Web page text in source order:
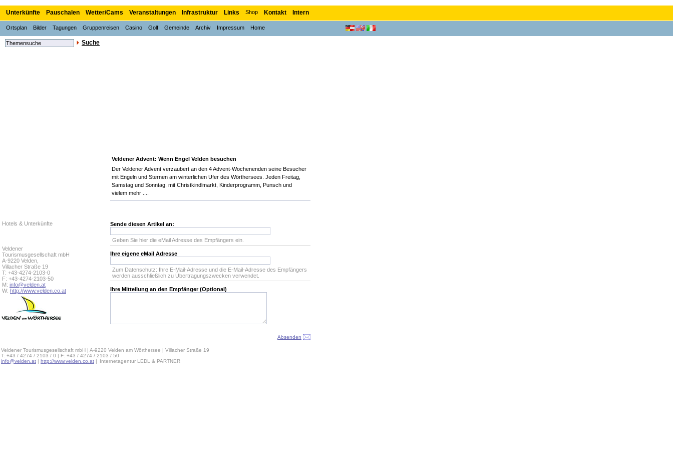
Unterkünfte Pauschalen Wetter/Cams Veranstaltungen Infrastruktur Links Shop Kontakt Intern
Ortsplan Bilder Tagungen Gruppenreisen Casino Golf Gemeinde Archiv Impressum Home
Suche
Hotels & Unterkünfte
Veldener
Tourismusgesellschaft mbH
A-9220 Velden,
Villacher Straße 19
T: +43-4274-2103-0
F: +43-4274-2103-50
M: info@velden.at
W: http://www.velden.co.at
Veldener Advent: Wenn Engel Velden besuchen
Der Veldener Advent verzaubert an den 4 Advent-Wochenenden seine Besucher
mit Engeln und Sternen am winterlichen Ufer des Wörthersees. Jeden Freitag,
Samstag und Sonntag, mit Christkindlmarkt, Kinderprogramm, Punsch und
vielem mehr ....
Sende diesen Artikel an:
Geben Sie hier die eMail Adresse des Empfängers ein.
Ihre eigene eMail Adresse
Zum Datenschutz: Ihre E-Mail-Adresse und die E-Mail-Adresse des Empfängers
werden ausschließlich zu Übertragungszwecken verwendet.
Ihre Mitteilung an den Empfänger (Optional)
Absenden
Veldener Tourismusgesellschaft mbH | A-9220 Velden am Wörthersee | Villacher Straße 19
T: +43 / 4274 / 2103 / 0 | F: +43 / 4274 / 2103 / 50
info@velden.at | http://www.velden.co.at | Internetagentur LEDL & PARTNER